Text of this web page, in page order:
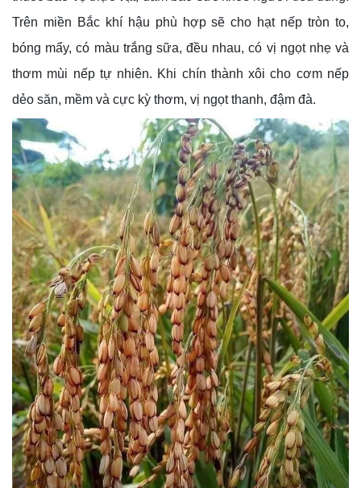
Trên miền Bắc khí hậu phù hợp sẽ cho hạt nếp tròn to,
bóng mẩy, có màu trắng sữa, đều nhau, có vị ngọt nhẹ và
thơm mùi nếp tự nhiên. Khi chín thành xôi cho cơm nếp
dẻo săn, mềm và cực kỳ thơm, vị ngọt thanh, đậm đà.